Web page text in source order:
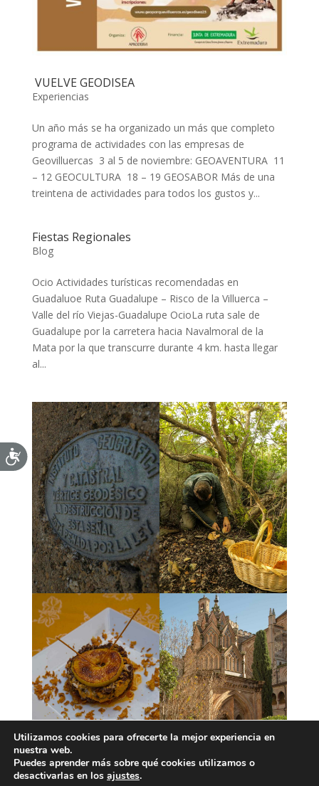
VUELVE GEODISEA
Experiencias
Un año más se ha organizado un más que completo
programa de actividades con las empresas de
Geovilluercas 3 al 5 de noviembre: GEOAVENTURA 11
– 12 GEOCULTURA 18 – 19 GEOSABOR Más de una
treintena de actividades para todos los gustos y...
Fiestas Regionales
Blog
Ocio Actividades turísticas recomendadas en
Guadaluoe Ruta Guadalupe – Risco de la Villuerca –
Valle del río Viejas-Guadalupe OcioLa ruta sale de
Guadalupe por la carretera hacia Navalmoral de la
Mata por la que transcurre durante 4 km. hasta llegar
al...
Utilizamos cookies para ofrecerte la mejor experiencia en
nuestra web.
Puedes aprender más sobre qué cookies utilizamos o
desactivarlas en los ajustes.